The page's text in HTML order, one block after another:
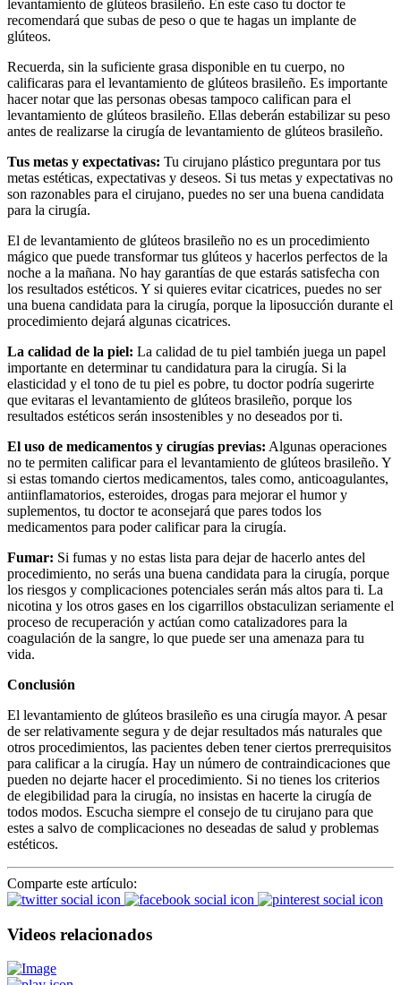
levantamiento de glúteos brasileño. En este caso tu doctor te
recomendará que subas de peso o que te hagas un implante de
glúteos.
Recuerda, sin la suficiente grasa disponible en tu cuerpo, no
calificaras para el levantamiento de glúteos brasileño. Es importante
hacer notar que las personas obesas tampoco califican para el
levantamiento de glúteos brasileño. Ellas deberán estabilizar su peso
antes de realizarse la cirugía de levantamiento de glúteos brasileño.
Tus metas y expectativas: Tu cirujano plástico preguntara por tus
metas estéticas, expectativas y deseos. Si tus metas y expectativas no
son razonables para el cirujano, puedes no ser una buena candidata
para la cirugía.
El de levantamiento de glúteos brasileño no es un procedimiento
mágico que puede transformar tus glúteos y hacerlos perfectos de la
noche a la mañana. No hay garantías de que estarás satisfecha con
los resultados estéticos. Y si quieres evitar cicatrices, puedes no ser
una buena candidata para la cirugía, porque la liposucción durante el
procedimiento dejará algunas cicatrices.
La calidad de la piel: La calidad de tu piel también juega un papel
importante en determinar tu candidatura para la cirugía. Si la
elasticidad y el tono de tu piel es pobre, tu doctor podría sugerirte
que evitaras el levantamiento de glúteos brasileño, porque los
resultados estéticos serán insostenibles y no deseados por ti.
El uso de medicamentos y cirugías previas: Algunas operaciones
no te permiten calificar para el levantamiento de glúteos brasileño. Y
si estas tomando ciertos medicamentos, tales como, anticoagulantes,
antiinflamatorios, esteroides, drogas para mejorar el humor y
suplementos, tu doctor te aconsejará que pares todos los
medicamentos para poder calificar para la cirugía.
Fumar: Si fumas y no estas lista para dejar de hacerlo antes del
procedimiento, no serás una buena candidata para la cirugía, porque
los riesgos y complicaciones potenciales serán más altos para ti. La
nicotina y los otros gases en los cigarrillos obstaculizan seriamente el
proceso de recuperación y actúan como catalizadores para la
coagulación de la sangre, lo que puede ser una amenaza para tu
vida.
Conclusión
El levantamiento de glúteos brasileño es una cirugía mayor. A pesar
de ser relativamente segura y de dejar resultados más naturales que
otros procedimientos, las pacientes deben tener ciertos prerrequisitos
para calificar a la cirugía. Hay un número de contraindicaciones que
pueden no dejarte hacer el procedimiento. Si no tienes los criterios
de elegibilidad para la cirugía, no insistas en hacerte la cirugía de
todos modos. Escucha siempre el consejo de tu cirujano para que
estes a salvo de complicaciones no deseadas de salud y problemas
estéticos.
Comparte este artículo:
Videos relacionados